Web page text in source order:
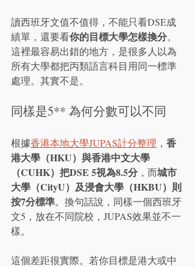
讀西班牙文值不值得，不能只看DSE成
績單，還要看你的目標大學怎樣換分。
這裡最容易出錯的地方，是很多人以為
所有大學都把丙類語言科目用同一標準
處理。其實不是。
同樣是5** 為何分數可以不同
根據香港本地大學JUPAS計分整理 ， 香
港大學（HKU）與香港中文大學
（CUHK）把DSE 5視為8.5分，而城市
大學（CityU）及浸會大學（HKBU）則
按7分標準。換句話說，同樣一個西班牙
文5，放在不同院校，JUPAS效果並不一
樣。
這個差距很實際。若你目標是港大或中